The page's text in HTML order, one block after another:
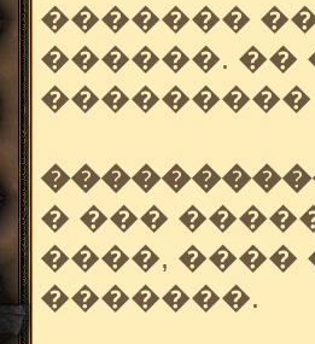
�������
������. ��
� ���
����, ����
�������.